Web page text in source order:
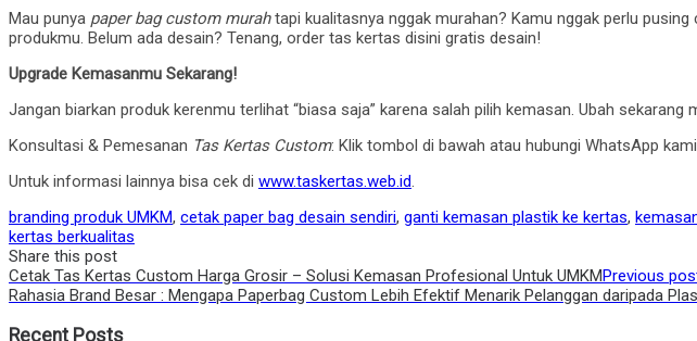
Mau punya paper bag custom murahtapi kualitasnya nggak murahan? Kamu nggak perlu
produkmu. Belum ada desain? Tenang, order tas kertas disini gratis desain!
Upgrade Kemasanmu Sekarang!
Jangan biarkan produk kerenmu terlihat “biasa saja” karena salah pilih kemasan. Ubah
Konsultasi & Pemesanan Tas Kertas Custom: Klik tombol di bawah atau hubungi WhatsApp
Untuk informasi lainnya bisa cek di www.taskertas.web.id.
branding produk UMKM, cetak paper bag desain sendiri, ganti kemasan plastik ke kertas,
kertas berkualitas
Share this post
Post
navigation
Cetak Tas Kertas Custom Harga Grosir – Solusi Kemasan Profesional Untuk UMKM Previous
Rahasia Brand Besar : Mengapa Paperbag Custom Lebih Efektif Menarik Pelanggan daripada
Recent Posts